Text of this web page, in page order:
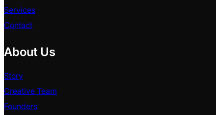
Services
Contact
About Us
Story
Creative Team
Founders